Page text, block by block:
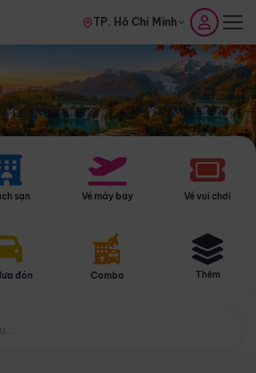
TP. Hồ Chí Minh
sạn Vé máy bay Vé vui chơi
đón Combo Thêm